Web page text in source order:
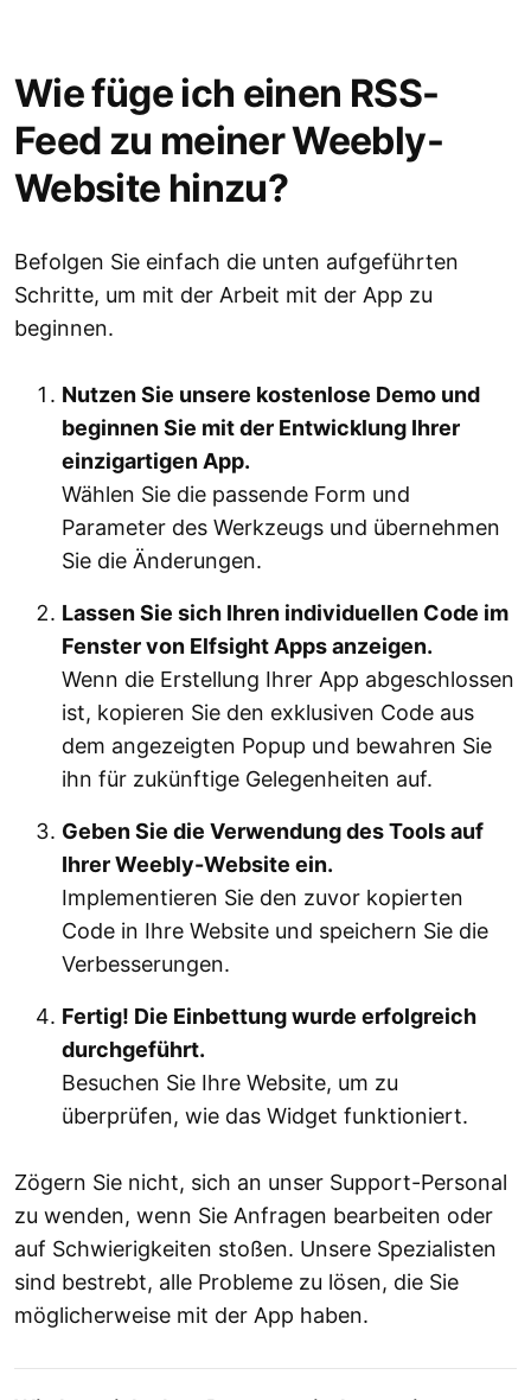
Wie füge ich einen RSS-
Feed zu meiner Weebly-
Website hinzu?
Befolgen Sie einfach die unten aufgeführten
Schritte, um mit der Arbeit mit der App zu
beginnen.
Nutzen Sie unsere kostenlose Demo und
beginnen Sie mit der Entwicklung Ihrer
einzigartigen App.
Wählen Sie die passende Form und
Parameter des Werkzeugs und übernehmen
Sie die Änderungen.
Lassen Sie sich Ihren individuellen Code im
Fenster von Elfsight Apps anzeigen.
Wenn die Erstellung Ihrer App abgeschlossen
ist, kopieren Sie den exklusiven Code aus
dem angezeigten Popup und bewahren Sie
ihn für zukünftige Gelegenheiten auf.
Geben Sie die Verwendung des Tools auf
Ihrer Weebly-Website ein.
Implementieren Sie den zuvor kopierten
Code in Ihre Website und speichern Sie die
Verbesserungen.
Fertig! Die Einbettung wurde erfolgreich
durchgeführt.
Besuchen Sie Ihre Website, um zu
überprüfen, wie das Widget funktioniert.
Zögern Sie nicht, sich an unser Support-Personal
zu wenden, wenn Sie Anfragen bearbeiten oder
auf Schwierigkeiten stoßen. Unsere Spezialisten
sind bestrebt, alle Probleme zu lösen, die Sie
möglicherweise mit der App haben.